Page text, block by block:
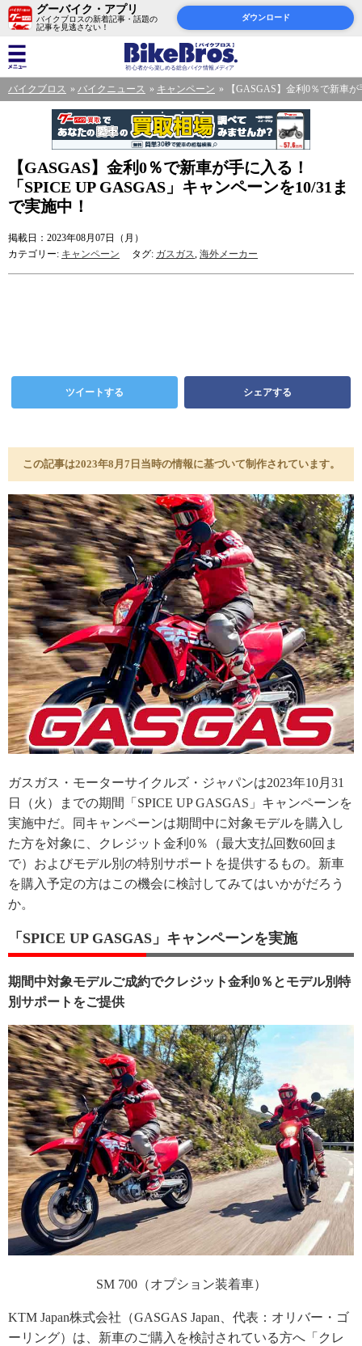
グーバイク・アプリ
バイクブロスの新着記事・話題の
記事を見逃さない！
ダウンロード
バイクブロス バイクニュース キャンペーン 【GASGAS】金利0％で新車
【GASGAS】金利0％で新車が手に入る！
「SPICE UP GASGAS」キャンペーンを10/31ま
で実施中！
掲載日：2023年08月07日（月）
カテゴリー: キャンペーン タグ: ガスガス, 海外メーカー
ツイートする シェアする
この記事は2023年8月7日当時の情報に基づいて制作されています。
ガスガス・モーターサイクルズ・ジャパンは2023年10月31
日（火）までの期間「SPICE UP GASGAS」キャンペーンを
実施中だ。同キャンペーンは期間中に対象モデルを購入し
た方を対象に、クレジット金利0％（最大支払回数60回ま
で）およびモデル別の特別サポートを提供するもの。新車
を購入予定の方はこの機会に検討してみてはいかがだろう
か。
「SPICE UP GASGAS」キャンペーンを実施
期間中対象モデルご成約でクレジット金利0％とモデル別特
別サポートをご提供
SM 700（オプション装着車）
KTM Japan株式会社（GASGAS Japan、代表：オリバー・ゴ
ーリング）は、新車のご購入を検討されている方へ「クレ